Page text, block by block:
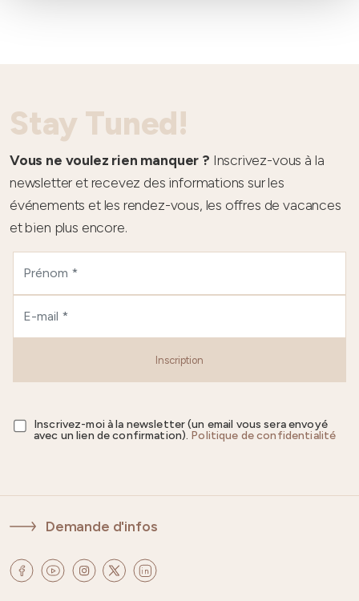
Stay Tuned!
Vous ne voulez rien manquer ? Inscrivez-vous à la
newsletter et recevez des informations sur les
événements et les rendez-vous, les offres de vacances
et bien plus encore.
Inscription
Inscrivez-moi à la newsletter (un email vous sera envoyé
avec un lien de confirmation). Politique de confidentialité
Demande d'infos